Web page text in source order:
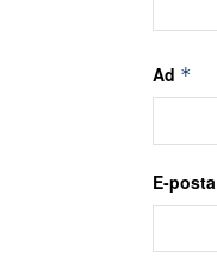
Ad *
E-posta